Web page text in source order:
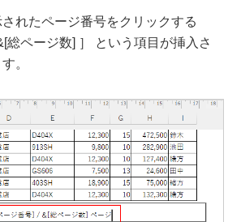
れたページ番号をクリックする
総ページ数] ］ という項目が挿入さ
。